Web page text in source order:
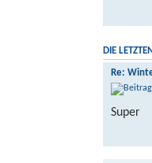
DIE
Re:
Super